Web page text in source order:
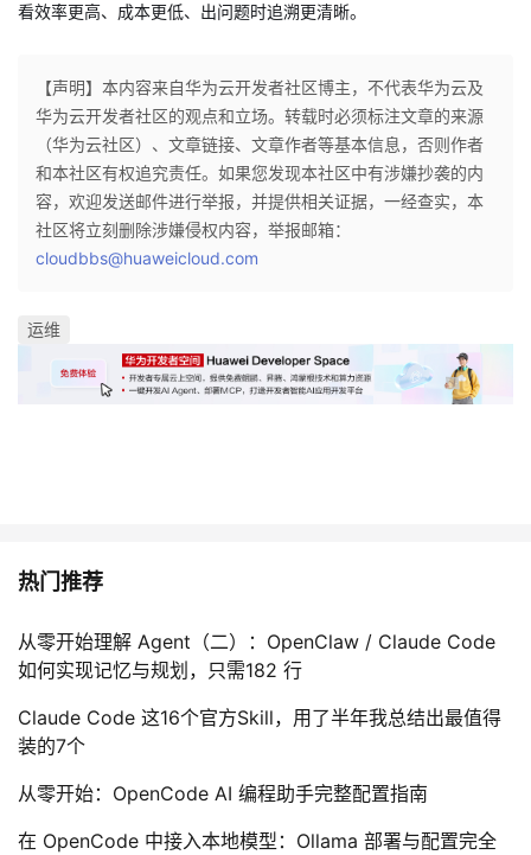
看效率更高、成本更低、出问题时追溯更清晰。
【声明】本内容来自华为云开发者社区博主，不代表华为云及
华为云开发者社区的观点和立场。转载时必须标注文章的来源
（华为云社区）、文章链接、文章作者等基本信息，否则作者
和本社区有权追究责任。如果您发现本社区中有涉嫌抄袭的内
容，欢迎发送邮件进行举报，并提供相关证据，一经查实，本
社区将立刻删除涉嫌侵权内容，举报邮箱：
cloudbbs@huaweicloud.com
运维
热门推荐
从零开始理解 Agent（二）：OpenClaw / Claude Code
如何实现记忆与规划，只需182 行
Claude Code 这16个官方Skill，用了半年我总结出最值得
装的7个
从零开始：OpenCode AI 编程助手完整配置指南
在 OpenCode 中接入本地模型：Ollama 部署与配置完全